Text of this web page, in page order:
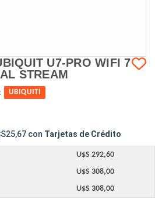
U7-PRO WIFI 7
STREAM
: UBIQUITI
con Tarjetas de Crédito
U$S 292,60
U$S 308,00
U$S 308,00